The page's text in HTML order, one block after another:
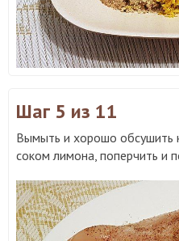
Шаг 5 из 11
Вымыть и хорошо обсушить
соком лимона, поперчить и